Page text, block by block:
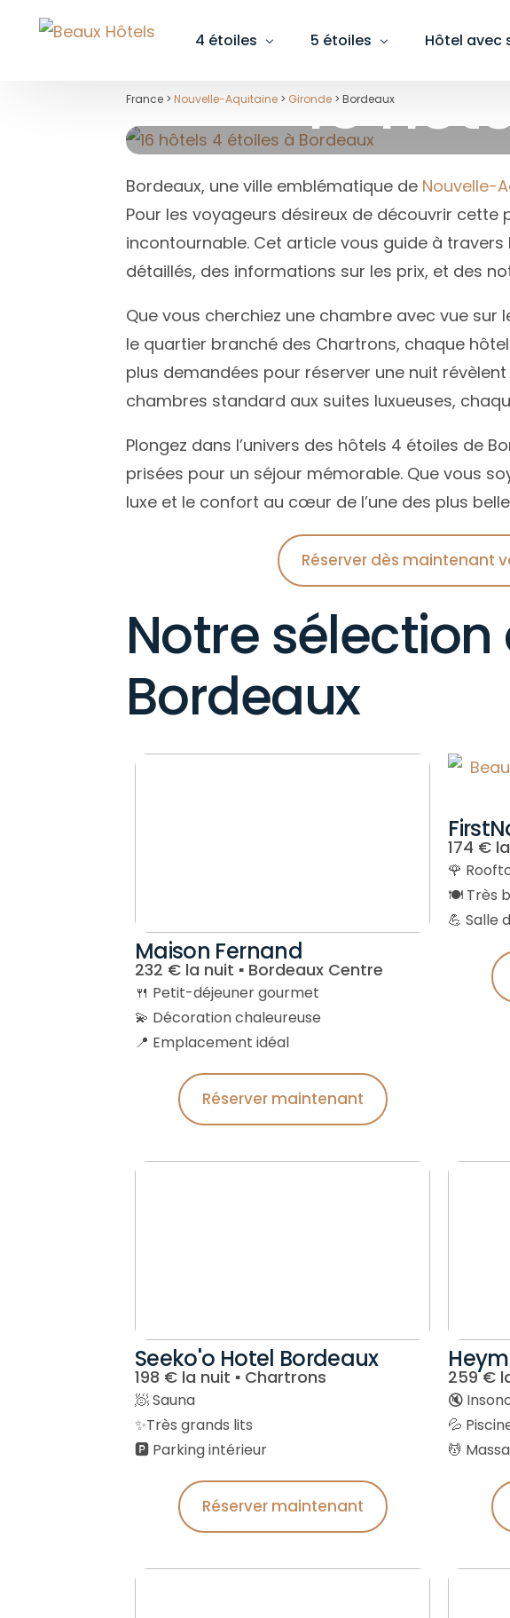
4 étoiles
Région
Auvergne-Rhône-Alpes
Bretagne
Grand Est
Île-de-France
Pays de la Loire
Nouvelle-Aquitaine
Occitanie
Provence-Alpes-Côte d’Azur
Département
Alpes-Maritimes
Bas-Rhin
Charente-Maritime
Gironde
Haute-Savoie
Hérault
Loire-Atlantique
Pyrénées-
Pyrénées-
Rhône
Savoie
5 étoiles
Pays Région
Auvergne-
Bretagne
Grand Est
Île-de-France
Nouvelle-
Occitanie
Provence-
Hôtel avec
Région
Auvergne-Rhône-Alpes
Bourgogne-Franche-Comté
Bretagne
Corse
Grand Est
Île-de-France
Normandie
Nouvelle-Aquitaine
Occitanie
Pays de la Loire
Provence-Alpes-Côte d’Azur
Département
Alpes-Maritimes
Bouches-du-Rhône
Charente-Maritime
Finistère
Gironde
Haute-Savoie
Hérault
Loire-Atlantique
Pyrénées-
Pyrénées-
Rhône
Savoie
France > Nouvelle-Aquitaine > Gironde > Bordeaux
16
Bordeaux, une ville emblématique de Nouvelle-
Pour les voyageurs désireux de découvrir cette
incontournable. Cet article vous guide à
détaillés, des informations sur les prix, et des
Que vous cherchiez une chambre avec vue
le quartier branché des Chartrons, chaque
plus demandées pour réserver une nuit
chambres standard aux suites luxueuses,
Plongez dans l’univers des hôtels 4 étoiles de
prisées pour un séjour mémorable. Que vous
luxe et le confort au cœur de l’une des plus
Réserver dès maintenant
Notre
Bordeaux
Maison Fernand
232 € la nuit ▪︎ Bordeaux Centre
🍴 Petit-déjeuner gourmet
💫 Décoration chaleureuse
📍 Emplacement idéal
Réserver maintenant
174 €
🌹
🍽️ Très
💪 Salle
Seeko'o Hotel Bordeaux
198 € la nuit ▪︎ Chartrons
🧖 Sauna
✨Très grands lits
🅿️ Parking intérieur
Réserver maintenant
Heym
259 €
🔇
💦
💆